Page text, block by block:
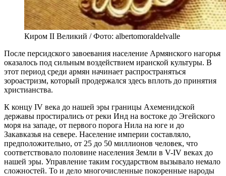
Киром II Великий / Фото: albertomoraldelvalle
После персидского завоевания население Армянского нагорья
оказалось под сильным воздействием иранской культуры. В
этот период среди армян начинает распространяться
зороастризм, который продержался здесь вплоть до принятия
христианства.
К концу IV века до нашей эры границы Ахеменидской
державы простирались от реки Инд на востоке до Эгейского
моря на западе, от первого порога Нила на юге и до
Закавказья на севере. Население империи составляло,
предположительно, от 25 до 50 миллионов человек, что
соответствовало половине населения Земли в V-IV веках до
нашей эры. Управление таким государством вызывало немало
сложностей. То и дело многочисленные покоренные народы